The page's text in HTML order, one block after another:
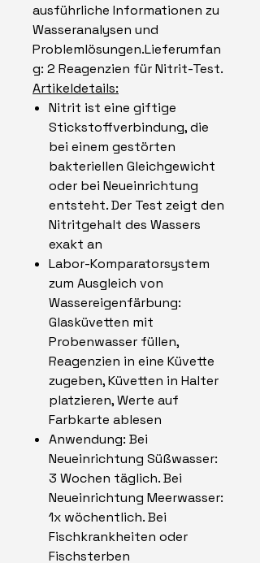
ausführliche Informationen zu
Wasseranalysen und
Problemlösungen.Lieferumfan
g: 2 Reagenzien für Nitrit-Test.
Artikeldetails:
Nitrit ist eine giftige
Stickstoffverbindung, die
bei einem gestörten
bakteriellen Gleichgewicht
oder bei Neueinrichtung
entsteht. Der Test zeigt den
Nitritgehalt des Wassers
exakt an
Labor-Komparatorsystem
zum Ausgleich von
Wassereigenfärbung:
Glasküvetten mit
Probenwasser füllen,
Reagenzien in eine Küvette
zugeben, Küvetten in Halter
platzieren, Werte auf
Farbkarte ablesen
Anwendung: Bei
Neueinrichtung Süßwasser:
3 Wochen täglich. Bei
Neueinrichtung Meerwasser:
1x wöchentlich. Bei
Fischkrankheiten oder
Fischsterben